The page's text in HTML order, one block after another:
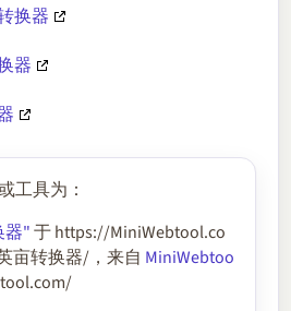
换器
器
工具为：
器"于 https://MiniWebtool.co
亩转换器/，来自 MiniWebtoo